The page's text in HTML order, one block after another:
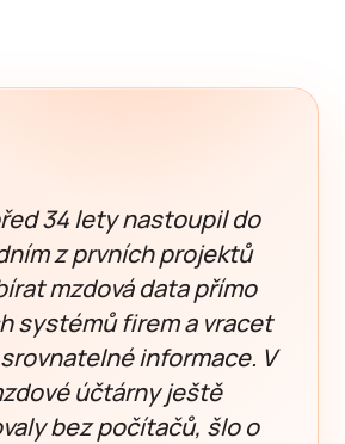
34 lety nastoupil do
z prvních projektů
mzdová data přímo
systémů firem a vracet
informace. V
účtárny ještě
bez počítačů, šlo o